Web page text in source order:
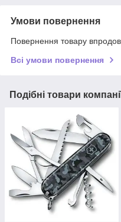
Умови повернення
Повернення товару
Всі умови повернення
Подібні товари